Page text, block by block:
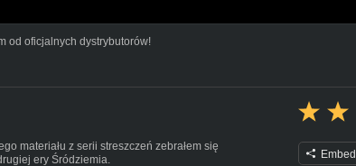
od oficjalnych dystrybutorów!
materiału z serii streszczeń zebrałem się
ery Śródziemia.
Embed